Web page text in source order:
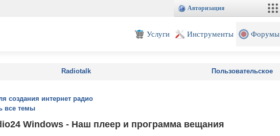
Авторизация
Услуги Инструменты Форумы
Radiotalk Пользовательское
создания интернет радио
все темы
Windows - Наш плеер и программа вещания